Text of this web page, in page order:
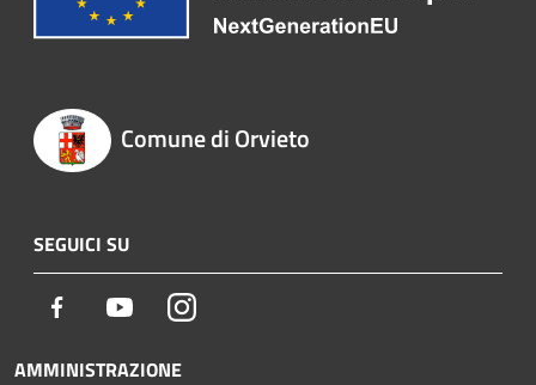
Comune di Orvieto
SEGUICI SU
Facebook YoutubeInstagram
AMMINISTRAZIONE